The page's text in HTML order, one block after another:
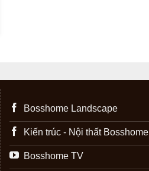
Bosshome Landscape
Kiến trúc - Nội thất Bosshome
Bosshome TV